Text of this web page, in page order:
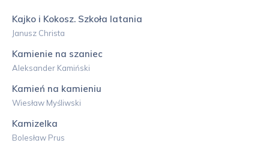
Kajko i Kokosz. Szkoła latania
Janusz Christa
Kamienie na szaniec
Aleksander Kamiński
Kamień na kamieniu
Wiesław Myśliwski
Kamizelka
Bolesław Prus